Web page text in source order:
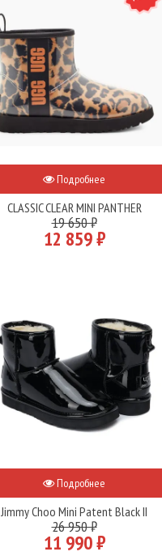
Подробнее
CLASSIC CLEAR MINI PANTHER
19 650 ₽
12 859 ₽
Подробнее
Jimmy Choo Mini Patent Black II
26 950 ₽
11 990 ₽